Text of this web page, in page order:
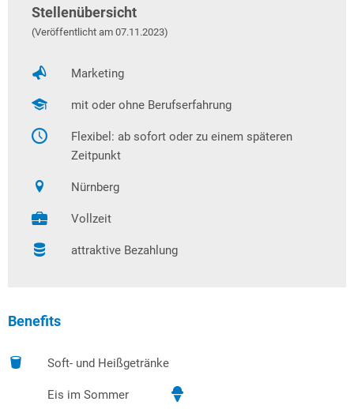
Stellenübersicht
(Veröffentlicht am 07.11.2023)
Marketing
mit oder ohne Berufserfahrung
Flexibel: ab sofort oder zu einem späteren
Zeitpunkt
Nürnberg
Vollzeit
attraktive Bezahlung
Benefits
Soft- und Heißgetränke
Eis im Sommer